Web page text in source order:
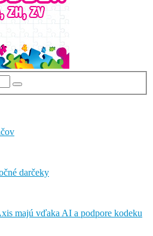
darčeky
majú vďaka AI a podpore kodeku